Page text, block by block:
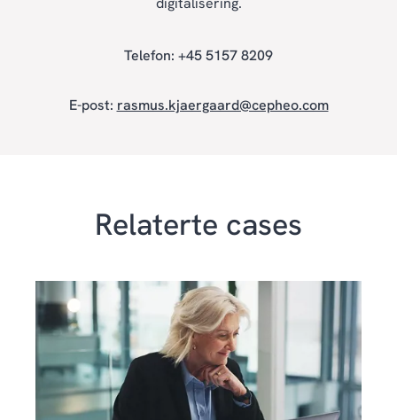
Telefon: +45 5157 8209
E-post: rasmus.kjaergaard@cepheo.com
Relaterte cases